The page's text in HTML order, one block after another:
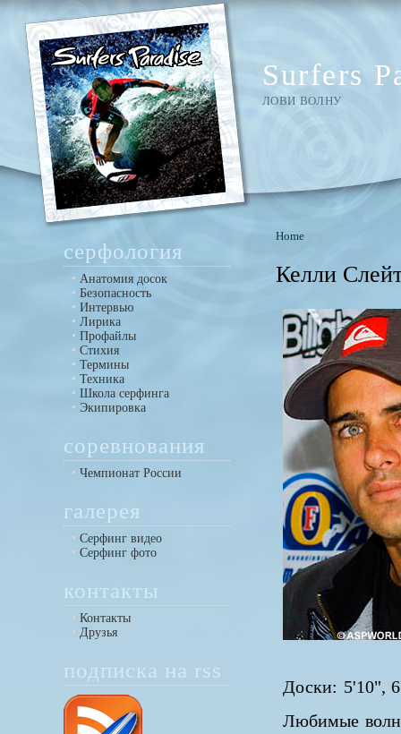
Surfers
ЛОВИ ВОЛНУ
серфология
Анатомия досок
Безопасность
Интервью
Лирика
Профайлы
Стихия
Термины
Техника
Школа серфинга
Экипировка
соревнования
Чемпионат России
галерея
Серфинг видео
Серфинг фото
контакты
Контакты
Друзья
подписка на rss
Home
Келли
Доски: 5'10",
Любимые